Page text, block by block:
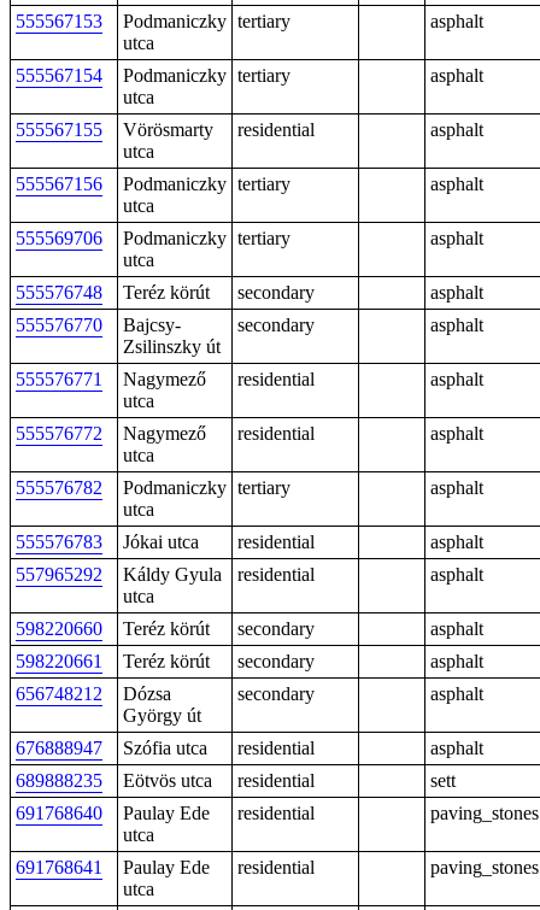
555567153
Podmaniczky
utca
tertiary asphalt
555567154
Podmaniczky
utca
tertiary asphalt
555567155
Vörösmarty
utca
residential asphalt
555567156
Podmaniczky
utca
tertiary asphalt
555569706
Podmaniczky
utca
tertiary asphalt
555576748 Teréz körút secondary
asphalt
555576770
Bajcsy-
Zsilinszky út
secondary asphalt
555576771
Nagymező
utca
residential asphalt
555576772
Nagymező
utca
residential asphalt
555576782
Podmaniczky
utca
tertiary asphalt
555576783 Jókai utca residential
asphalt
557965292
Káldy Gyula
utca
residential asphalt
598220660 Teréz körút secondary
asphalt
598220661
Teréz körút secondary
asphalt
656748212
Dózsa
György út
secondary asphalt
676888947 Szófia utca residential
asphalt
689888235
Eötvös utca residential
sett
691768640
Paulay Ede
utca
residential paving_stones
691768641
Paulay Ede
utca
residential paving_stones